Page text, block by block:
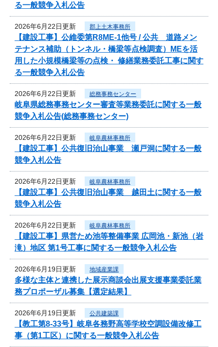
る一般競争入札公告
2026年6月22日更新 郡上土木事務所
【建設工事】公維委第R8ME-1他号 / 公共 道路メン
テナンス補助（トンネル・橋梁等点検調査）MEを活
用した小規模橋梁等の点検・ 修繕業務委託工事に関す
る一般競争入札公告
2026年6月22日更新 総務事務センター
岐阜県総務事務センター審査等業務委託に関する一般
競争入札公告(総務事務センター)
2026年6月22日更新 岐阜農林事務所
【建設工事】公共復旧治山事業 瀬戸洞に関する一般
競争入札公告
2026年6月22日更新 岐阜農林事務所
【建設工事】公共復旧治山事業 越田土に関する一般
競争入札公告
2026年6月22日更新 岐阜農林事務所
【建設工事】県営ため池等整備事業 広岡池・新池（岩
滝）地区 第1号工事に関する一般競争入札公告
2026年6月19日更新 地域産業課
多様な主体と連携した展示商談会出展支援事業委託業
務プロポーザル募集【選定結果】
2026年6月19日更新 公共建築課
【教工第8-33号】岐阜各務野高等学校空調設備改修工
事（第1工区）に関する一般競争入札公告